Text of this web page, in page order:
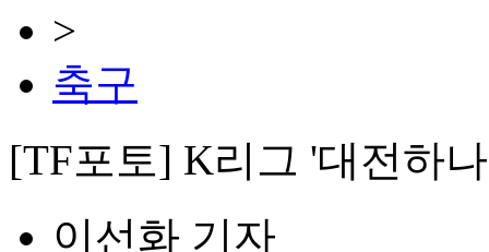
>
축구
[TF포토] K리그 '대전하
이선화 기자